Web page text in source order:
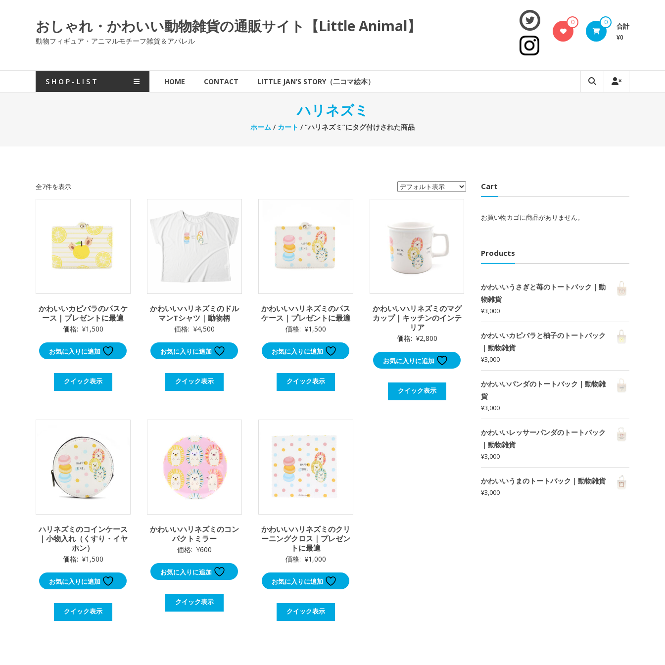
ス
おしゃれ・かわいい動物雑貨の通販サイト【Little Animal】
動物フィギュア・アニマルモチーフ雑貨＆アパレル
0 0 合計
¥0
S H O P - L I S T HOME CONTACT LITTLE JAN’S STORY（二コマ絵本）
ハリネズミ
ホーム / カート / “ハリネズミ”にタグ付けされた商品
全7件を表示
かわいいカピバラのパスケ
ース｜プレゼントに最適
価格: ¥1,500
お気に入りに追加
クイック表示
かわいいハリネズミのドル
マンTシャツ｜動物柄
価格: ¥4,500
お気に入りに追加
クイック表示
かわいいハリネズミのパス
ケース｜プレゼントに最適
価格: ¥1,500
お気に入りに追加
クイック表示
かわいいハリネズミのマグ
カップ｜キッチンのインテ
リア
価格: ¥2,800
お気に入りに追加
クイック表示
ハリネズミのコインケース
｜小物入れ（くすり・イヤ
ホン）
価格: ¥1,500
お気に入りに追加
クイック表示
かわいいハリネズミのコン
パクトミラー
価格: ¥600
お気に入りに追加
クイック表示
かわいいハリネズミのクリ
ーニングクロス｜プレゼン
トに最適
価格: ¥1,000
お気に入りに追加
クイック表示
Cart
お買い物カゴに商品がありません。
Products
かわいいうさぎと苺のトートバック｜動
物雑貨
¥3,000
かわいいカピバラと柚子のトートバック
｜動物雑貨
¥3,000
かわいいパンダのトートバック｜動物雑
貨
¥3,000
かわいいレッサーパンダのトートバック
｜動物雑貨
¥3,000
かわいいうまのトートバック｜動物雑貨
¥3,000